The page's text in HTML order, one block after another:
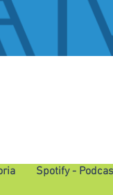
Spotify -